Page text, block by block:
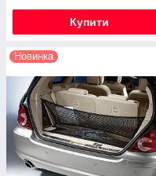
Купити
Новинка